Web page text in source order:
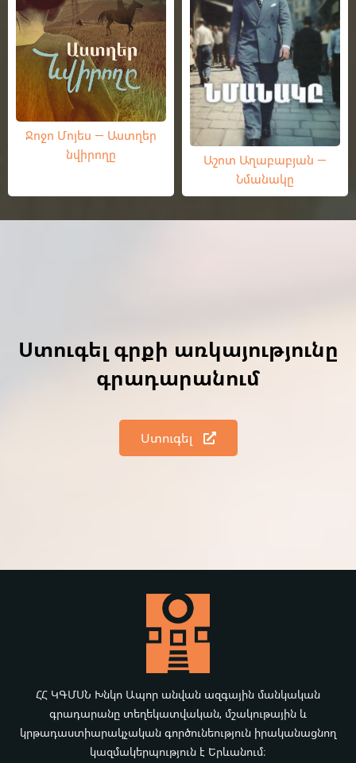
Ջոջո Մոյես — Աստղեր
նվիրողը
Աշոտ Աղաբաբյան —
Նմանակը
Ստուգել գրքի առկայությունը
գրադարանում
Ստուգել
ՀՀ ԿԳՄՍՆ Խնկո Ապոր անվան ազգային մանկական
գրադարանը տեղեկատվական, մշակութային և
կրթադաստիարակչական գործունեություն իրականացնող
կազմակերպություն է Երևանում։